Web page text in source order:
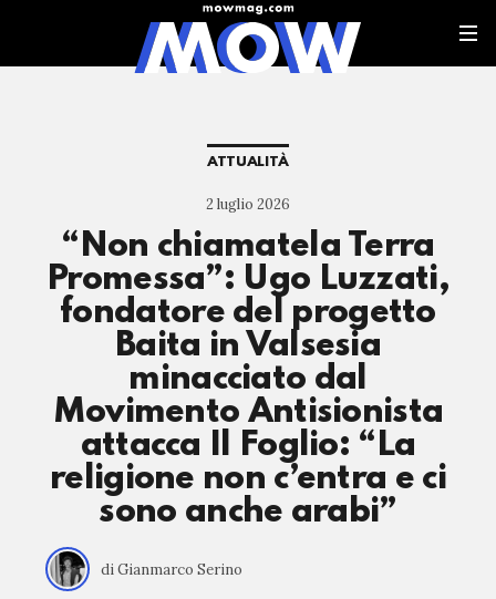
ATTUALITÀ
2 luglio 2026
“Non chiamatela Terra
Promessa”: Ugo Luzzati,
fondatore del progetto
Baita in Valsesia
minacciato dal
Movimento Antisionista
attacca Il Foglio: “La
religione non c’entra e ci
sono anche arabi”
di Gianmarco Serino